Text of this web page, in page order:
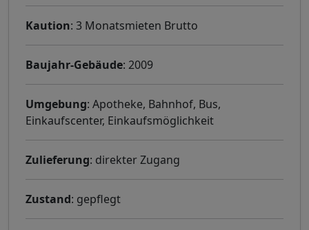
Kaution: 3 Monatsmieten Brutto
Baujahr-Gebäude: 2009
Umgebung: Apotheke, Bahnhof, Bus,
Einkaufscenter, Einkaufsmöglichkeit
Zulieferung: direkter Zugang
Zustand: gepflegt